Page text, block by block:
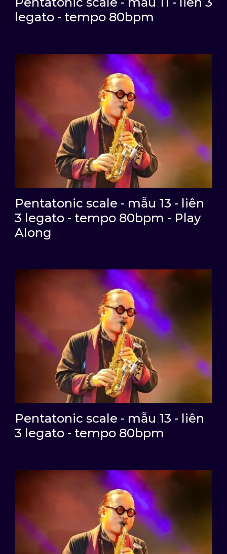
legato - tempo 80bpm
Pentatonic scale - mẫu 13 - liên
3 legato - tempo 80bpm - Play
Along
Pentatonic scale - mẫu 13 - liên
3 legato - tempo 80bpm